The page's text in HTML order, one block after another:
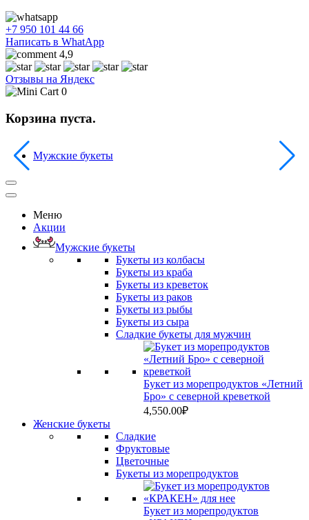
+7 950 101 44 66
Написать в WhatApp
4,9
Отзывы на Яндекс
0
Корзина пуста.
Мужские букеты
Меню
Акции
Мужские букеты
Букеты из колбасы
Букеты из краба
Букеты из креветок
Букеты из раков
Букеты из рыбы
Букеты из сыра
Сладкие букеты для мужчин
Букет из морепродуктов «Летний
Бро» с северной креветкой
4,550.00₽
Женские букеты
Сладкие
Фруктовые
Цветочные
Букеты из морепродуктов
Букет из морепродуктов